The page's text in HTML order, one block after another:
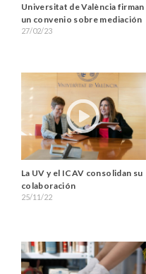
Universitat de València firman
un convenio sobre mediación
27/02/23
La UV y el ICAV consolidan su
colaboración
25/11/22